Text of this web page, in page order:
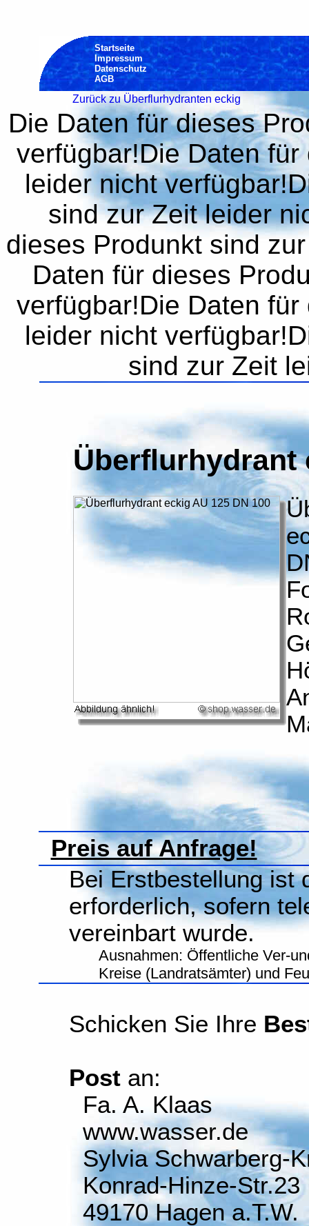
Startseite
Impressum
Datenschutz
AGB
Zurück zu Überflurhydranten eckig
Die Daten für dieses
verfügbar!Die Daten
leider nicht
sind zur Zeit leider
dieses Produnkt sind
Daten für dieses
verfügbar!Die Daten
leider nicht
sind zur Zeit
Überflurhydrant
Preis auf Anfrage!
Bei Erstbestellung ist
erforderlich, sofern
vereinbart wurde.
Ausnahmen: Öffentliche Ver-
Kreise (Landratsämter) und
Schicken Sie Ihre
Postan:
Fa. A. Klaas
www.wasser.de
Sylvia Schwarberg-
Konrad-Hinze-Str.23
49170 Hagen a.T.W.